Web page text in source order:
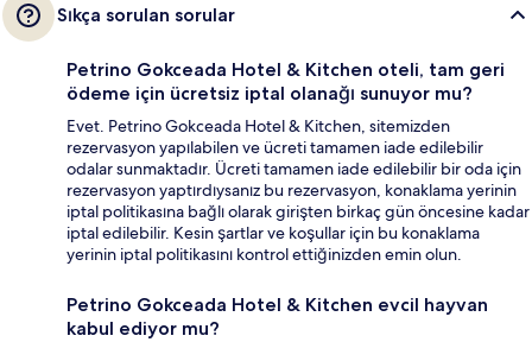
Sıkça sorulan sorular
Petrino Gokceada Hotel & Kitchen oteli, tam geri
ödeme için ücretsiz iptal olanağı sunuyor mu?
Evet. Petrino Gokceada Hotel & Kitchen, sitemizden
rezervasyon yapılabilen ve ücreti tamamen iade edilebilir
odalar sunmaktadır. Ücreti tamamen iade edilebilir bir oda için
rezervasyon yaptırdıysanız bu rezervasyon, konaklama yerinin
iptal politikasına bağlı olarak girişten birkaç gün öncesine kadar
iptal edilebilir. Kesin şartlar ve koşullar için bu konaklama
yerinin iptal politikasını kontrol ettiğinizden emin olun.
Petrino Gokceada Hotel & Kitchen evcil hayvan
kabul ediyor mu?